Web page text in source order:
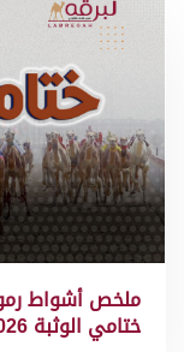
ملخص أشواط
ختامي الوثبة 2026) الفترة…